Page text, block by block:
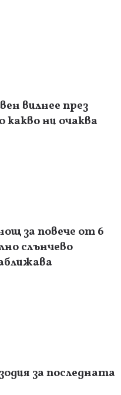
вилнее през
какво ни очаква
за повече от 6
слънчево
за последната